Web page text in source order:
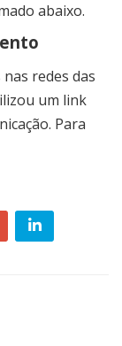
abaixo.
redes das
um link
Para